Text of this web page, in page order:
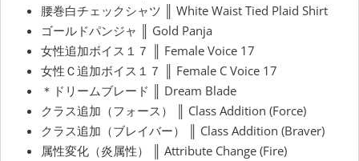
腰巻白チェックシャツ ║ White Waist Tied Plaid Shirt
ゴールドパンジャ ║ Gold Panja
女性追加ボイス１７ ║ Female Voice 17
女性Ｃ追加ボイス１７ ║ Female C Voice 17
＊ドリームブレード ║ Dream Blade
クラス追加（フォース） ║ Class Addition (Force)
クラス追加（ブレイバー） ║ Class Addition (Braver)
属性変化（炎属性） ║ Attribute Change (Fire)